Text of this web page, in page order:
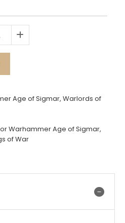
Age of Sigmar, Warlords of
Warhammer Age of Sigmar,
of War